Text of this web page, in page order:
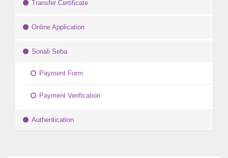
Transfer Certificate
Online Application
Sonali Seba
Payment Form
Payment Verification
Authentication